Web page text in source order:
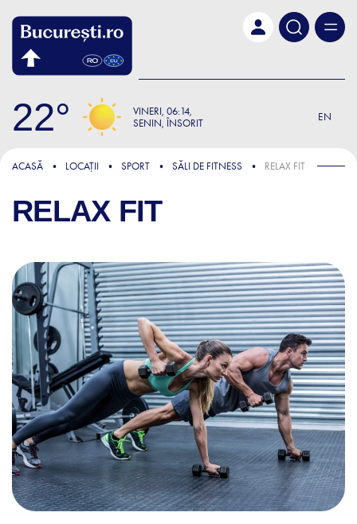
22 VINERI 06:14
SENIN, ÎNSORIT
EN
ACASĂ LOCAȚII SPORT SĂLI DE FITNESS RELAX FIT
RELAX FIT